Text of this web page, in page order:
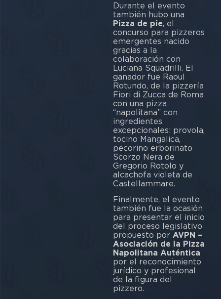
Durante el evento
también hubo una
Pizza de pie, el
concurso para pizzeros
emergentes nacido
gracias a la
colaboración con
Luciana Squadrilli. El
ganador fue Raoul
Rotundo, de la pizzería
Fiori di Zucca de Roma
con una pizza
“napolitana” con
ingredientes
excepcionales: provola,
tocino Mangalica,
pecorino erborinato
Scorzo Nera de
Gregorio Rotolo y
alcachofa violeta de
Castellammare.
Finalmente, el evento
también fue la ocasión
para presentar el inicio
del proceso legislativo
propuesto por AVPN –
Asociación de la Pizza
Napolitana Auténtica
por el reconocimiento
jurídico y profesional
de la figura del
pizzero.